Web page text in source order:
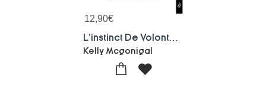
12,90€
Kelly Mcgonigal